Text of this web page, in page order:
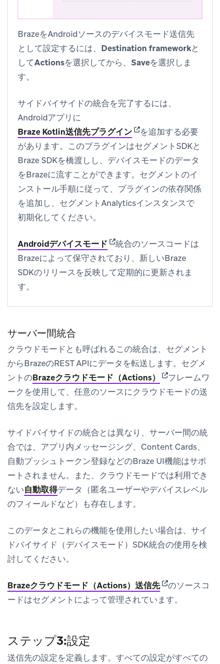
BrazeをAndroidソースのデバイスモード送信先
として設定するには、 Destination frameworkと
してActionsを選択してから、 Saveを選択しま
す。
サイドバイサイドの統合を完了するには、
Androidアプリに
Braze Kotlin送信先プラグイン(opens in new tab)
を追加する必要
があります。このプラグインはセグメントSDKと
Braze SDKを橋渡しし、デバイスモードのデータ
をBrazeに流すことができます。セグメントのイ
ンストール手順に従って、プラグインの依存関係
を追加し、セグメントAnalyticsインスタンスで
初期化してください。
Androidデバイスモード (opens in new tab)
統合のソースコードは
Brazeによって保守されており、新しいBraze
SDKのリリースを反映して定期的に更新されま
す。
サーバー間統合
クラウドモードとも呼ばれるこの統合は、セグメント
からBrazeのREST APIにデータを転送します。セグメ
ントのBrazeクラウドモード（Actions） (opens in new
フレームワ
ークを使用して、任意のソースにクラウドモードの送
信先を設定します。
サイドバイサイドの統合とは異なり、サーバー間の統
合では、アプリ内メッセージング、Content Cards、
自動プッシュトークン登録などのBraze UI機能はサポ
ートされません。また、クラウドモードでは利用でき
ない自動取得データ（匿名ユーザーやデバイスレベル
のフィールドなど）も存在します。
このデータとこれらの機能を使用したい場合は、サイ
ドバイサイド（デバイスモード）SDK統合の使用を検
討してください。
Brazeクラウドモード（Actions）送信先(opens in new
のソースコ
ードはセグメントによって管理されています。
ステップ3:設定
送信先の設定を定義します。すべての設定がすべての